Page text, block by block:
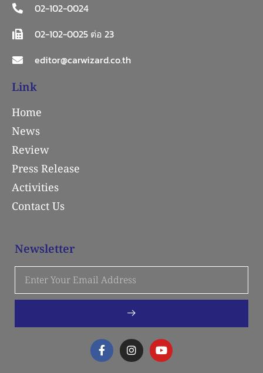
02-102-0024
02-102-0025 ต่อ 23
editor@carwizard.co.th
Link
Home
News
Review
Press Release
Activities
Contact Us
Newsletter